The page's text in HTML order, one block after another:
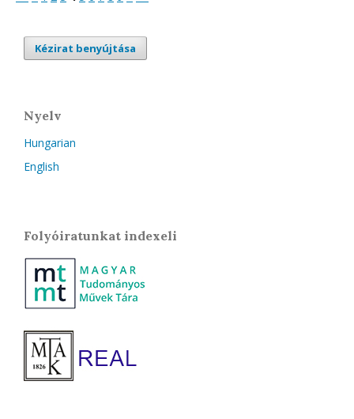
Kézirat benyújtása
Nyelv
Hungarian
English
Folyóiratunkat indexeli